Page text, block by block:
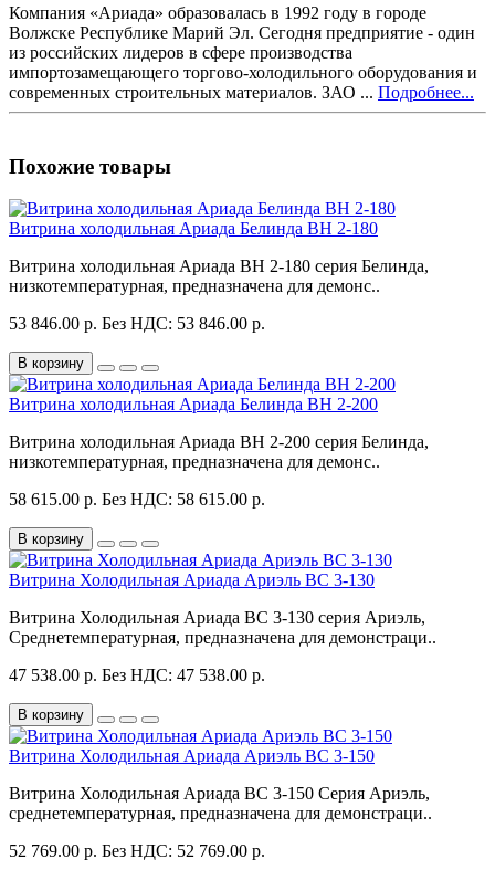
Компания «Ариада» образовалась в 1992 году в городе
Волжске Республике Марий Эл. Сегодня предприятие - один
из российских лидеров в сфере производства
импортозамещающего торгово-холодильного оборудования и
современных строительных материалов. ЗАО ... Подробнее...
Похожие товары
Витрина холодильная Ариада Белинда ВН 2-180
Витрина холодильная Ариада ВН 2-180 серия Белинда,
низкотемпературная, предназначена для демонс..
53 846.00 р. Без НДС: 53 846.00 р.
В корзину
Витрина холодильная Ариада Белинда ВН 2-200
Витрина холодильная Ариада ВН 2-200 серия Белинда,
низкотемпературная, предназначена для демонс..
58 615.00 р. Без НДС: 58 615.00 р.
В корзину
Витрина Холодильная Ариада Ариэль ВС 3-130
Витрина Холодильная Ариада ВС 3-130 серия Ариэль,
Среднетемпературная, предназначена для демонстраци..
47 538.00 р. Без НДС: 47 538.00 р.
В корзину
Витрина Холодильная Ариада Ариэль ВС 3-150
Витрина Холодильная Ариада ВС 3-150 Серия Ариэль,
среднетемпературная, предназначена для демонстраци..
52 769.00 р. Без НДС: 52 769.00 р.